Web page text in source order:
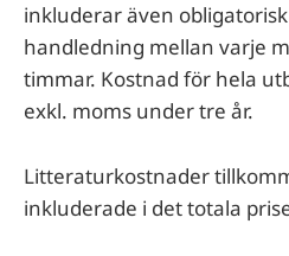
inkluderar även
handledning mellan varje
timmar. Kostnad för hela
exkl. moms under tre år.
Litteraturkostnader
inkluderade i det totala